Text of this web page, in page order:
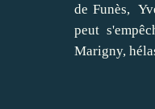
de Funès,
peut
Marigny,